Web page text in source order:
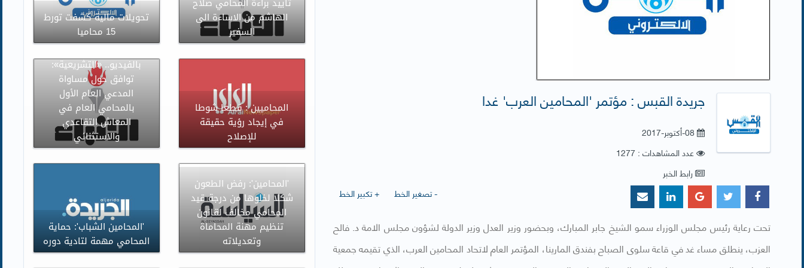
جريدة القبس : مؤتمر 'المحامين العرب' غدا
08-أكتوبر-2017
عدد المشاهدات : 1277
رابط الخبر
+ تكبير الخط
- تصغير الخط
تحت رعاية رئيس مجلس الوزراء سمو الشيخ جابر المبارك، وبحضور وزير العدل وزير الدولة لشؤون مجلس الامة د. فالح
العزب، ينطلق مساء غد في قاعة سلوى الصباح بفندق المارينا، المؤتمر العام لاتحاد المحامين العرب، الذي تقيمه جمعية
تحويلات مالية كشفت تورط
15 محاميا
الهاشم من الاساءة الى
السفير
بالفيديو.. «التشريعية»:
توافق حول مساواة
المدعي العام الأول
بالمحامي العام في
المعاش التقاعدي
والاستثنائي
المحاميين : قطعا شوطا
في إيجاد رؤية حقيقة
للإصلاح
'المحامين الشباب': حماية
المحامي مهمة لتادية دوره
'المحامين': رفض الطعون
شكلا لخلوها من درجة قيد
المحامي مخالف لقانون
تنظيم مهنة المحاماة
وتعديلاته